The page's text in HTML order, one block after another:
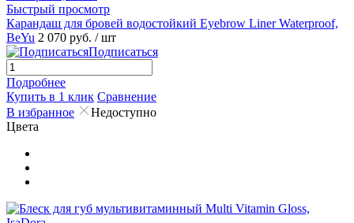
Быстрый просмотр
Карандаш для бровей водостойкий Eyebrow Liner Waterproof,
BeYu 2 070 руб. / шт
Подписаться
Подробнее
Купить в 1 клик Сравнение
В избранное
Недоступно
Цвета